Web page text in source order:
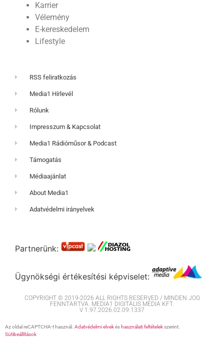
Karrier
Vélemény
E-kereskedelem
Lifestyle
RSS feliratkozás
Media1 Hírlevél
Rólunk
Impresszum & Kapcsolat
Media1 Rádióműsor & Podcast
Támogatás
Médiaajánlat
About Media1
Adatvédelmi irányelvek
Partnerünk:
Ügynökségi értékesítési képviselet:
COPYRIGHT © 2019-2026 ALL RIGHTS RESERVED / MINDEN JOG
FENNTARTVA. MEDIA1 DIGITÁLIS MÉDIA KFT.
V 1.97.2026.02.09.1337
Az oldal reCAPTCHA-t használ. Adatvédelmi elvekés használati feltételekszerint.
Sütibeállítások